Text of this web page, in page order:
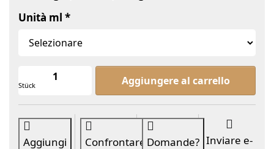
Unità ml
Stück
Moringa Öl Bio at Da 11,10 €,
Aggiungere al carrello
Aggiungi
Confrontare Domande? Inviare e-